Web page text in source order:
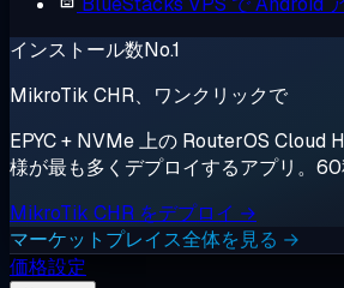
インストール数No.1
MikroTik CHR、ワンクリックで
EPYC + NVMe 上の RouterOS Cloud
様が最も多くデプロイするアプリ。60
MikroTik CHR をデプロイ →
マーケットプレイス全体を見る →
価格設定